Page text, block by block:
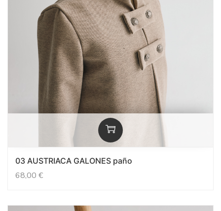
03 AUSTRIACA GALONES paño
68,00 €